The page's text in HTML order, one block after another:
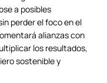
a posibles
perder el foco en el
alianzas con
los resultados,
sostenible y